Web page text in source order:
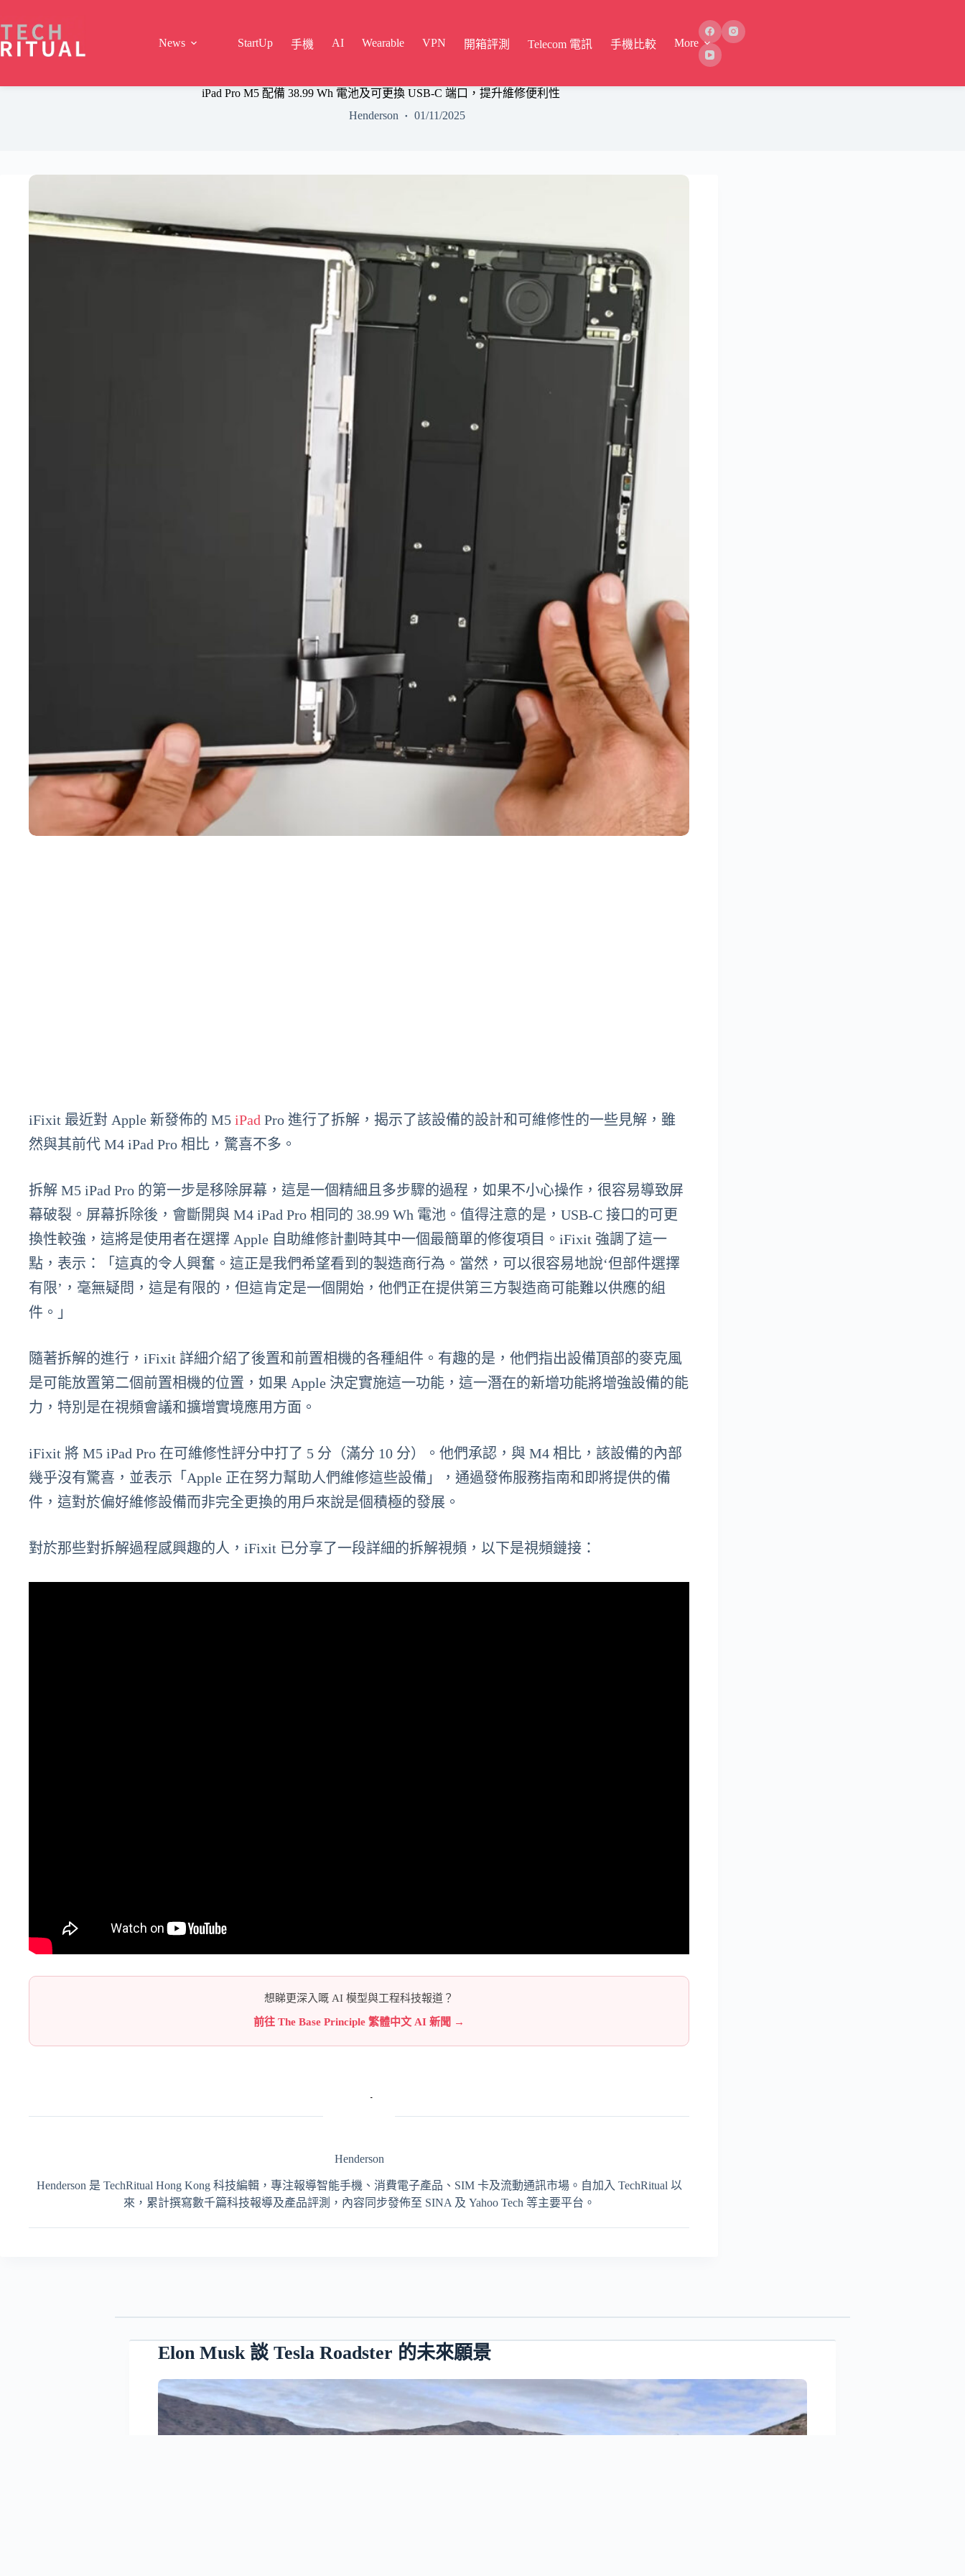
content
News
StartUp 手機 AI Wearable VPN 開箱評測 Telecom 電訊 手機比較 More
iPad Pro M5 配備 38.99 Wh 電池及可更換 USB-C 端口，提升維修便利性
Henderson
01/11/2025
iFixit 最近對 Apple 新發佈的 M5 iPad Pro 進行了拆解，揭示了該設備的設計和可維修性的一些見解，雖
然與其前代 M4 iPad Pro 相比，驚喜不多。
拆解 M5 iPad Pro 的第一步是移除屏幕，這是一個精細且多步驟的過程，如果不小心操作，很容易導致屏
幕破裂。屏幕拆除後，會斷開與 M4 iPad Pro 相同的 38.99 Wh 電池。值得注意的是，USB-C 接口的可更
換性較強，這將是使用者在選擇 Apple 自助維修計劃時其中一個最簡單的修復項目。iFixit 強調了這一
點，表示：「這真的令人興奮。這正是我們希望看到的製造商行為。當然，可以很容易地說‘但部件選擇
有限’，毫無疑問，這是有限的，但這肯定是一個開始，他們正在提供第三方製造商可能難以供應的組
件。」
隨著拆解的進行，iFixit 詳細介紹了後置和前置相機的各種組件。有趣的是，他們指出設備頂部的麥克風
是可能放置第二個前置相機的位置，如果 Apple 決定實施這一功能，這一潛在的新增功能將增強設備的能
力，特別是在視頻會議和擴增實境應用方面。
iFixit 將 M5 iPad Pro 在可維修性評分中打了 5 分（滿分 10 分）。他們承認，與 M4 相比，該設備的內部
幾乎沒有驚喜，並表示「Apple 正在努力幫助人們維修這些設備」，通過發佈服務指南和即將提供的備
件，這對於偏好維修設備而非完全更換的用戶來說是個積極的發展。
對於那些對拆解過程感興趣的人，iFixit 已分享了一段詳細的拆解視頻，以下是視頻鏈接：
想睇更深入嘅 AI 模型與工程科技報道？
前往 The Base Principle 繁體中文 AI 新聞 →
Henderson
Henderson 是 TechRitual Hong Kong 科技編輯，專注報導智能手機、消費電子產品、SIM 卡及流動通訊市場。自加入 TechRitual 以
來，累計撰寫數千篇科技報導及產品評測，內容同步發佈至 SINA 及 Yahoo Tech 等主要平台。
Elon Musk 談 Tesla Roadster 的未來願景